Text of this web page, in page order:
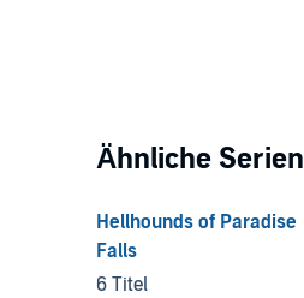
Ähnliche Serien
Hellhounds of Paradise
Falls
6 Titel